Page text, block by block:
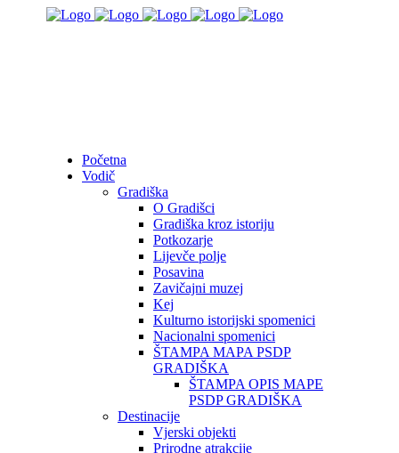
Početna
Vodič
Gradiška
O Gradišci
Gradiška kroz istoriju
Potkozarje
Lijevče polje
Posavina
Zavičajni muzej
Kej
Kulturno istorijski spomenici
Nacionalni spomenici
ŠTAMPA MAPA PSDP
GRADIŠKA
ŠTAMPA OPIS MAPE
PSDP GRADIŠKA
Destinacije
Vjerski objekti
Prirodne atrakcije